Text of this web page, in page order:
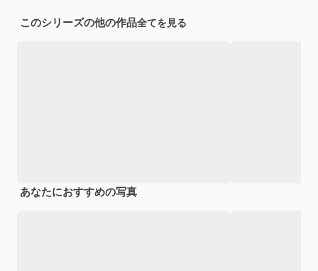
このシリーズの他の作品全てを見る
あなたにおすすめの写真